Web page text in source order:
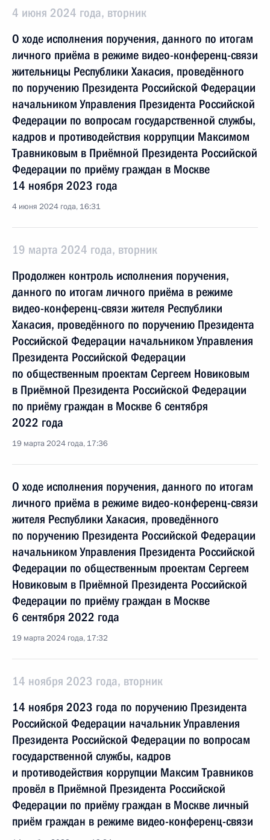
4 июня 2024 года, вторник
О ходе исполнения поручения, данного по итогам
личного приёма в режиме видео-конференц-связи
жительницы Республики Хакасия, проведённого
по поручению Президента Российской Федерации
начальником Управления Президента Российской
Федерации по вопросам государственной службы,
кадров и противодействия коррупции Максимом
Травниковым в Приёмной Президента Российской
Федерации по приёму граждан в Москве
14 ноября 2023 года
4 июня 2024 года, 16:31
19 марта 2024 года, вторник
Продолжен контроль исполнения поручения,
данного по итогам личного приёма в режиме
видео-конференц-связи жителя Республики
Хакасия, проведённого по поручению Президента
Российской Федерации начальником Управления
Президента Российской Федерации
по общественным проектам Сергеем Новиковым
в Приёмной Президента Российской Федерации
по приёму граждан в Москве 6 сентября
2022 года
19 марта 2024 года, 17:36
О ходе исполнения поручения, данного по итогам
личного приёма в режиме видео-конференц-связи
жителя Республики Хакасия, проведённого
по поручению Президента Российской Федерации
начальником Управления Президента Российской
Федерации по общественным проектам Сергеем
Новиковым в Приёмной Президента Российской
Федерации по приёму граждан в Москве
6 сентября 2022 года
19 марта 2024 года, 17:32
14 ноября 2023 года, вторник
14 ноября 2023 года по поручению Президента
Российской Федерации начальник Управления
Президента Российской Федерации по вопросам
государственной службы, кадров
и противодействия коррупции Максим Травников
провёл в Приёмной Президента Российской
Федерации по приёму граждан в Москве личный
приём граждан в режиме видео-конференц-связи